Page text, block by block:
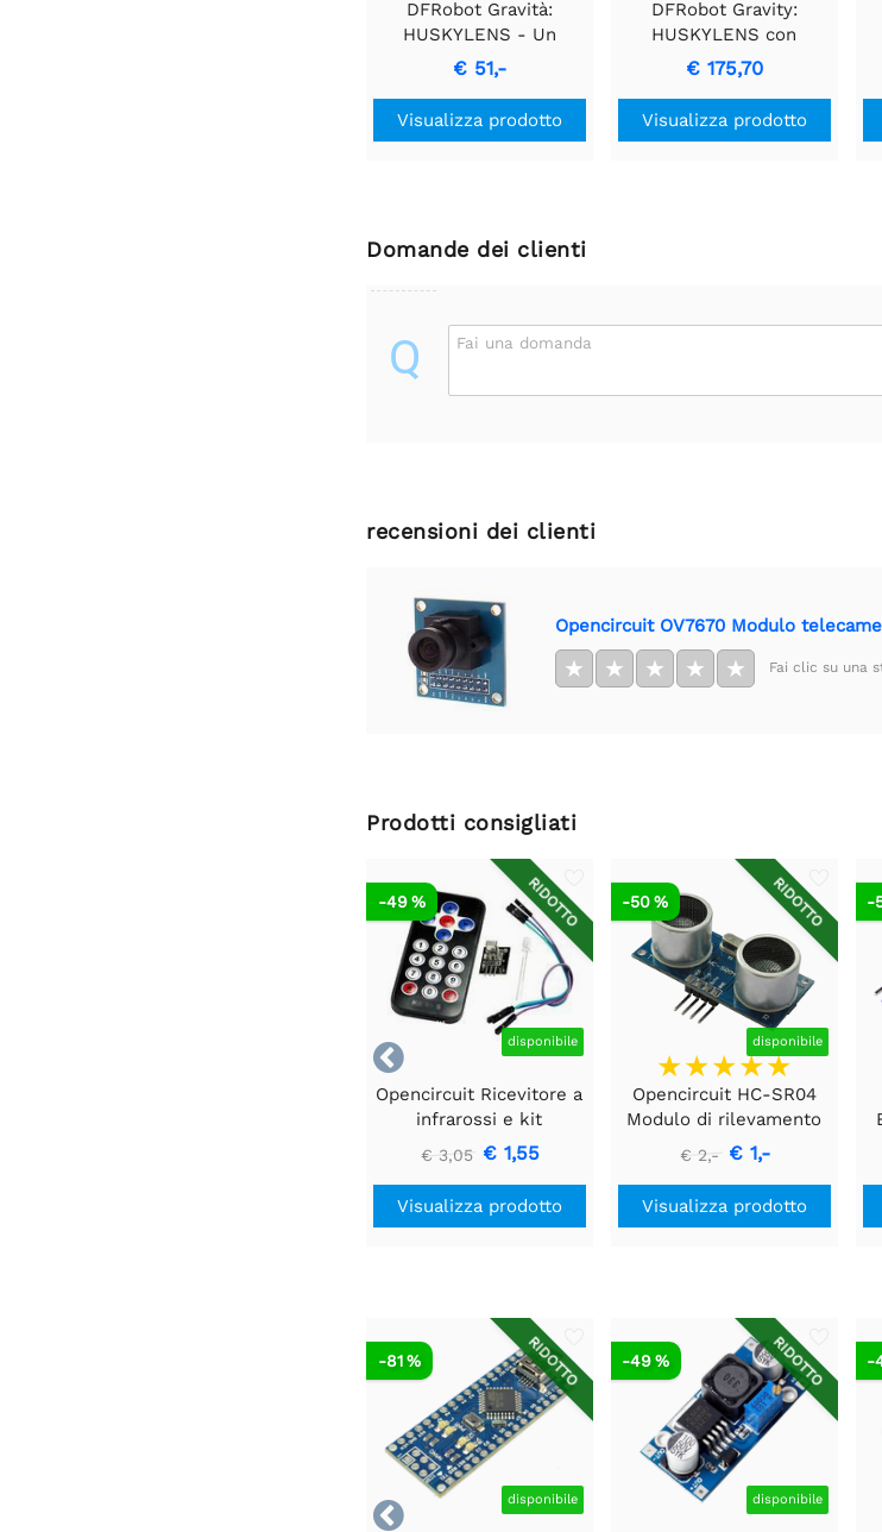
DFRobot Gravità:
HUSKYLENS - Un
sensore di visione
artificiale AI facile da
€ 51,-
Visualizza prodotto
DFRobot Gravity:
HUSKYLENS con
piattaforma robotica
mobile Devastator Tank
e Romeo V2
€ 175,70
Visualizza prodotto
Domande dei clienti
Q Fai una domanda
recensioni dei clienti
Opencircuit OV7670 Modulo
★ ★ ★ ★ ★ Fai clic su una
Prodotti consigliati

RIDOTTO
disponibile
-49 %
Opencircuit Ricevitore a
infrarossi e kit
telecomando
€ 3,05 € 1,55
Visualizza prodotto
RIDOTTO
disponibile
-50 %
Opencircuit HC-SR04
Modulo di rilevamento
della distanza ad
ultrasuoni
€ 2,- € 1,-
Visualizza prodotto
-

RIDOTTO
disponibile
-81 % RIDOTTO
disponibile
-49 % -